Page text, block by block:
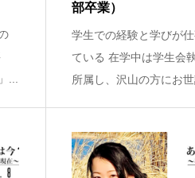
...
部卒業）
学生での経験と学びが
ている 在学中は学生会
所属し、沢山の方にお